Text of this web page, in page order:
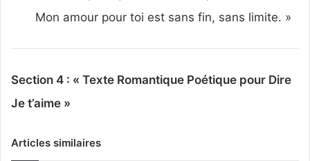
Mon amour pour toi est sans fin, sans limite. »
Section 4 : « Texte Romantique Poétique pour Dire
Je t’aime »
Articles similaires